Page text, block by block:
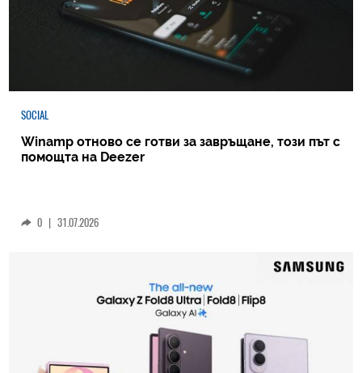
SOCIAL
Winamp отново се готви за завръщане, този път с
помощта на Deezer
0 | 31.07.2026